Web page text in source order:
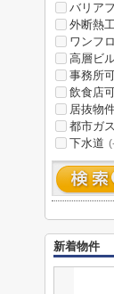
バリア
外断熱
ワンフ
高層ビ
事務所
飲食店
居抜物
都市ガス
下水道
新着物件